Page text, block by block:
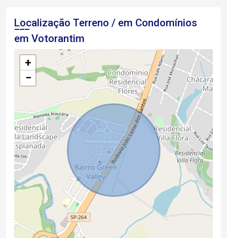
Localização Terreno / em Condomínios
em Votorantim
+
−